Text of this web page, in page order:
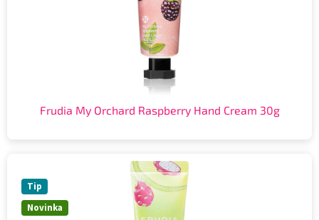
Frudia My Orchard Raspberry Hand Cream 30g
Novinka
Tip